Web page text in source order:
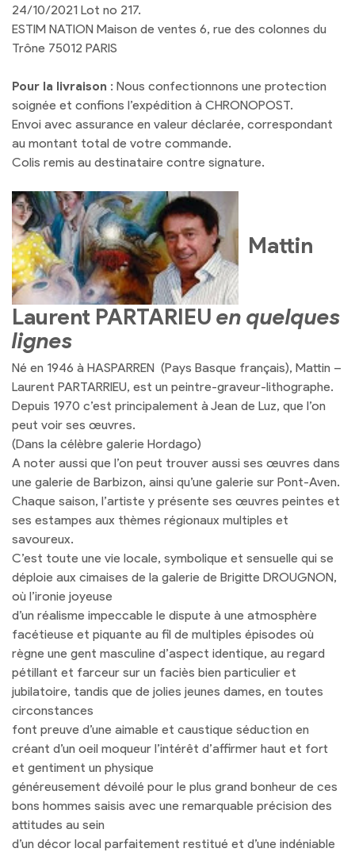
24/10/2021 Lot no 217.
ESTIM NATION Maison de ventes 6, rue des colonnes du
Trône 75012 PARIS
Pour la livraison : Nous confectionnons une protection
soignée et confions l’expédition à CHRONOPOST.
Envoi avec assurance en valeur déclarée, correspondant
au montant total de votre commande.
Colis remis au destinataire contre signature.
Mattin
Laurent PARTARIEU en quelques
lignes
Né en 1946 à HASPARREN (Pays Basque français), Mattin –
Laurent PARTARRIEU, est un peintre-graveur-lithographe.
Depuis 1970 c’est principalement à Jean de Luz, que l’on
peut voir ses œuvres.
(Dans la célèbre galerie Hordago)
A noter aussi que l’on peut trouver aussi ses œuvres dans
une galerie de Barbizon, ainsi qu’une galerie sur Pont-Aven.
Chaque saison, l’artiste y présente ses œuvres peintes et
ses estampes aux thèmes régionaux multiples et
savoureux.
C’est toute une vie locale, symbolique et sensuelle qui se
déploie aux cimaises de la galerie de Brigitte DROUGNON,
où l’ironie joyeuse
d’un réalisme impeccable le dispute à une atmosphère
facétieuse et piquante au fil de multiples épisodes où
règne une gent masculine d’aspect identique, au regard
pétillant et farceur sur un faciès bien particulier et
jubilatoire, tandis que de jolies jeunes dames, en toutes
circonstances
font preuve d’une aimable et caustique séduction en
créant d’un oeil moqueur l’intérêt d’affirmer haut et fort
et gentiment un physique
généreusement dévoilé pour le plus grand bonheur de ces
bons hommes saisis avec une remarquable précision des
attitudes au sein
d’un décor local parfaitement restitué et d’une indéniable